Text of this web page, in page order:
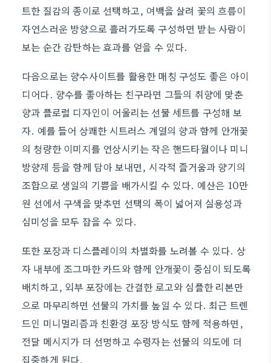
트한 질감의 종이로 선택하고, 여백을 살려 꽃의 흐름이
자연스러운 방향으로 흘러가도록 구성하면 받는 사람이
보는 순간 감탄하는 효과를 얻을 수 있다.
다음으로는 향수사이트를 활용한 매칭 구성도 좋은 아이
디어다. 향수를 좋아하는 친구라면 그들의 취향에 맞춘
향과 플로럴 디자인이 어울리는 선물 세트를 구성해 보
자. 예를 들어 상쾌한 시트러스 계열의 향과 함께 안개꽃
의 청량한 이미지를 연상시키는 작은 핸드타월이나 미니
방향제 등을 함께 담아 보내면, 시각적 즐거움과 향기의
조합으로 생일의 기쁨을 배가시킬 수 있다. 예산은 10만
원 선에서 구색을 맞추면 선택의 폭이 넓어져 실용성과
심미성을 모두 잡을 수 있다.
또한 포장과 디스플레이의 차별화를 노려볼 수 있다. 상
자 내부에 조그마한 카드와 함께 안개꽃이 중심이 되도록
배치하고, 외부 포장에는 간결한 로고와 심플한 리본만
으로 마무리하면 선물의 가치를 높일 수 있다. 최근 트렌
드인 미니멀리즘과 친환경 포장 방식도 함께 적용하면,
전달 메시지가 더 선명하고 수령자는 선물의 의도에 더
집중하게 된다.